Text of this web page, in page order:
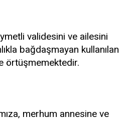
validesini ve ailesini
bağdaşmayan kullanılan
örtüşmemektedir.
merhum annesine ve